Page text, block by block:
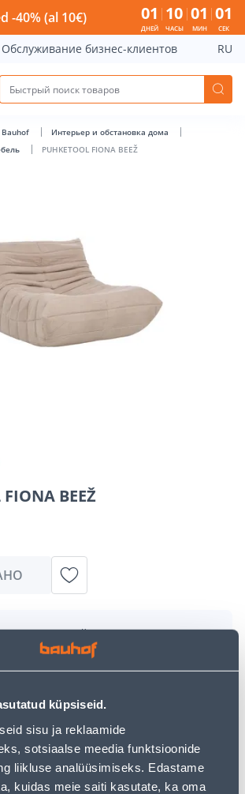
küpsiseid.
sisu ja reklaamide
sotsiaalse meedia funktsioonide
liikluse analüüsimiseks. Edastame
kuidas meie saiti kasutate, ka oma
BEEŽ - Bauhof has loaded
-40% (al 10€) 01
ДНЕЙ
10
ЧАСЫ
01
МИН
00
СЕК
Обслуживание бизнес-клиентов RU
Интерьер и обстановка дома
PUHKETOOL FIONA BEEŽ
BEEŽ
вами товар в
временно отсутствует из-за
должен заканчиваться здесь - вы
свои исследования, вернувшись
или используя нашу мощную
чтобы найти еще более приятные
покупок!